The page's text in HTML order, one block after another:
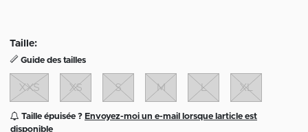
Taille:
Guide des tailles
XXS XS S M L XL
Taille épuisée ? Envoyez-moi un e-mail lorsque larticle est
disponible